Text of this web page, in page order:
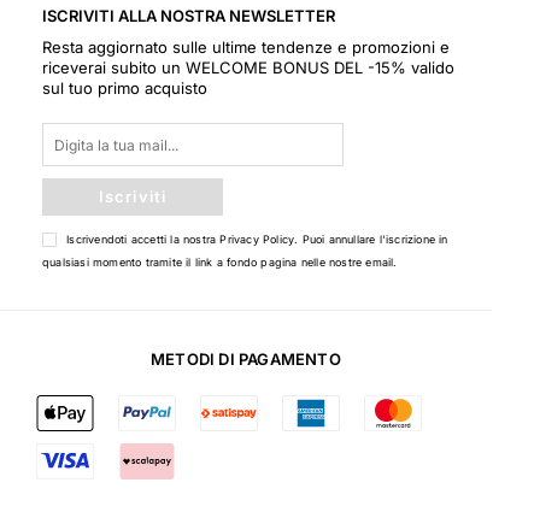
ISCRIVITI ALLA NOSTRA NEWSLETTER
Resta aggiornato sulle ultime tendenze e promozioni e
riceverai subito un WELCOME BONUS DEL -15% valido
sul tuo primo acquisto
Iscriviti
Iscrivendoti accetti la nostraPrivacy Policy . Puoi annullare l'iscrizione in
qualsiasi momento tramite il link a fondo pagina nelle nostre email.
METODI DI PAGAMENTO